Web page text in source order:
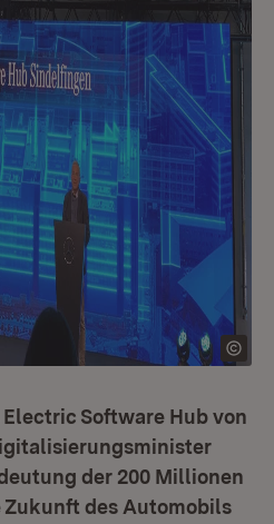
Software Hub von
der 200 Millionen
des Automobils